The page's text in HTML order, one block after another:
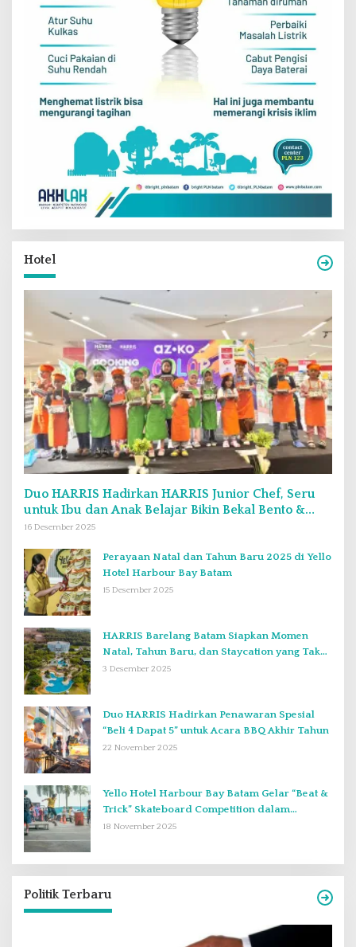
Hotel
Duo HARRIS Hadirkan HARRIS Junior Chef, Seru
untuk Ibu dan Anak Belajar Bikin Bekal Bento &
Kimbab
16 Desember 2025
Perayaan Natal dan Tahun Baru 2025 di Yello
Hotel Harbour Bay Batam
15 Desember 2025
HARRIS Barelang Batam Siapkan Momen
Natal, Tahun Baru, dan Staycation yang Tak
Terlupakan di Desember 2025
3 Desember 2025
Duo HARRIS Hadirkan Penawaran Spesial
“Beli 4 Dapat 5” untuk Acara BBQ Akhir Tahun
22 November 2025
Yello Hotel Harbour Bay Batam Gelar “Beat &
Trick” Skateboard Competition dalam
Perayaan Anniversary ke-2
18 November 2025
Politik Terbaru